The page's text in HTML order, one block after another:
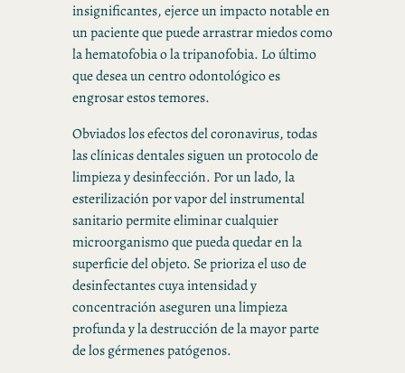
insignificantes, ejerce un impacto notable en
un paciente que puede arrastrar miedos como
la hematofobia o la tripanofobia. Lo último
que desea un centro odontológico es
engrosar estos temores.
Obviados los efectos del coronavirus, todas
las clínicas dentales siguen un protocolo de
limpieza y desinfección. Por un lado, la
esterilización por vapor del instrumental
sanitario permite eliminar cualquier
microorganismo que pueda quedar en la
superficie del objeto. Se prioriza el uso de
desinfectantes cuya intensidad y
concentración aseguren una limpieza
profunda y la destrucción de la mayor parte
de los gérmenes patógenos.